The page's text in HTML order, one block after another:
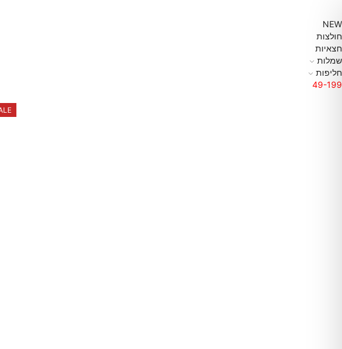
NEW
חולצות
חצאיות
שמלות
חליפות
49-199